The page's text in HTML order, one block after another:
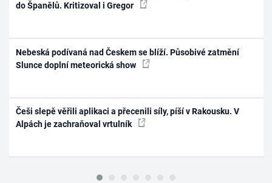
do Španělů. Kritizoval i Gregor
Nebeská podívaná nad Českem se blíží. Působivé zatmění
Slunce doplní meteorická show
Češi slepě věřili aplikaci a přecenili síly, píší v Rakousku. V
Alpách je zachraňoval vrtulník